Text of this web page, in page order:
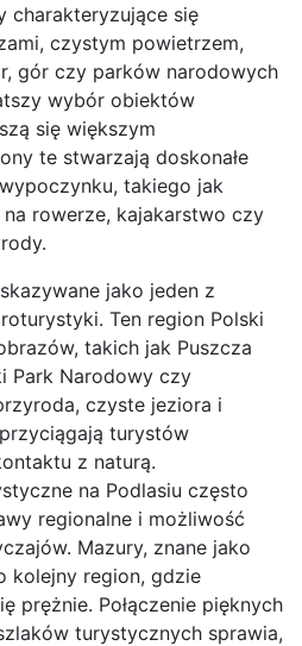
charakteryzujące się
czystym powietrzem,
gór czy parków narodowych
wybór obiektów
się większym
te stwarzają doskonałe
takiego jak
rowerze, kajakarstwo czy
jako jeden z
Ten region Polski
takich jak Puszcza
Park Narodowy czy
czyste jeziora i
turystów
z naturą.
na Podlasiu często
regionalne i możliwość
Mazury, znane jako
kolejny region, gdzie
prężnie. Połączenie pięknych
turystycznych sprawia,